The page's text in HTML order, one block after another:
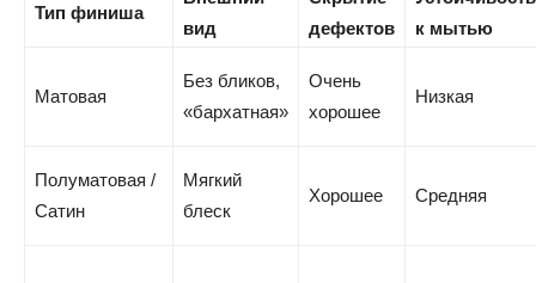
Тип финиша
вид
дефектов
к мытью
Матовая
Без бликов,
«бархатная»
Очень
хорошее
Низкая
Полуматовая /
Сатин
Мягкий
блеск
Хорошее Средняя